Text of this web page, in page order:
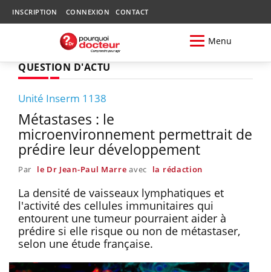
INSCRIPTION CONNEXION CONTACT
Menu
QUESTION D'ACTU
Unité Inserm 1138
Métastases : le
microenvironnement permettrait de
prédire leur développement
Par le Dr Jean-Paul Marre avec la rédaction
La densité de vaisseaux lymphatiques et
l'activité des cellules immunitaires qui
entourent une tumeur pourraient aider à
prédire si elle risque ou non de métastaser,
selon une étude française.